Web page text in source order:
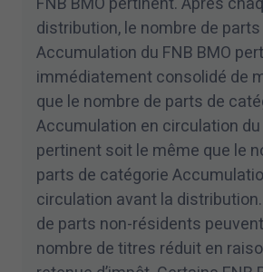
distribution, le nombre de
Accumulation du FNB BMO
immédiatement consolidé de
que le nombre de parts de
Accumulation en circulation du
pertinent soit le même que le
parts de catégorie
circulation avant la
de parts non-résidents
nombre de titres réduit en